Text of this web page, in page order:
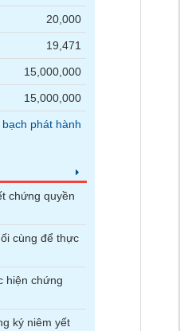
20,000
19,471
15,000,000
15,000,000
bạch phát hành
chứng quyền
cùng để thực
hiện chứng
ký niêm yết